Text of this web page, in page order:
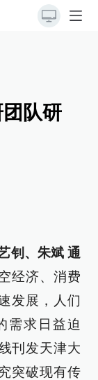
队研
钊、朱斌 通
经济、消费
发展，人们
需求日益迫
刊发天津大
突破现有传